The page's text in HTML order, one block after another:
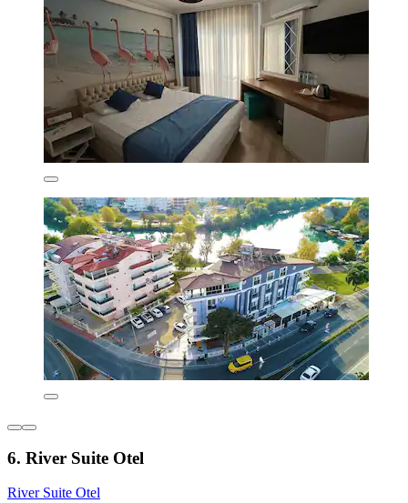
6. River Suite Otel
River Suite Otel